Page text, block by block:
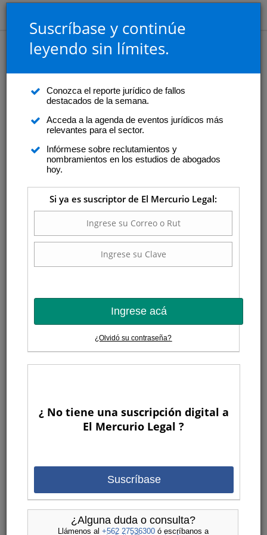
Suscríbase y continúe
leyendo sin límites.
Conozca el reporte jurídico de fallos
destacados de la semana.
Acceda a la agenda de eventos jurídicos más
relevantes para el sector.
Infórmese sobre reclutamientos y
nombramientos en los estudios de abogados
hoy.
Si ya es suscriptor de El Mercurio Legal:
Ingrese acá
¿Olvidó su contraseña?
¿ No tiene una suscripción digital a
El Mercurio Legal ?
Suscríbase
¿Alguna duda o consulta?
Llámenos al +562 27536300ó escríbanos a